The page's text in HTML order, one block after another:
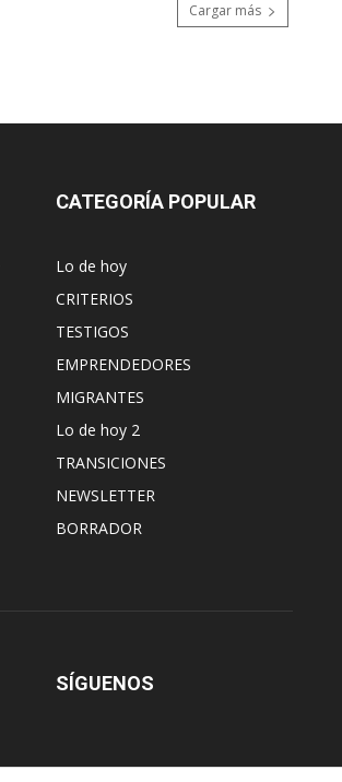
Cargar más
CATEGORÍA POPULAR
Lo de hoy
CRITERIOS
TESTIGOS
EMPRENDEDORES
MIGRANTES
Lo de hoy 2
TRANSICIONES
NEWSLETTER
BORRADOR
SÍGUENOS